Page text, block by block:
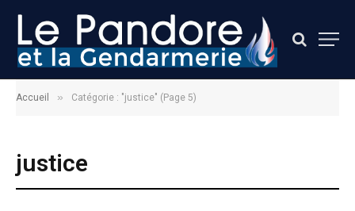
Accueil » Catégorie : "justice" (Page 5)
justice